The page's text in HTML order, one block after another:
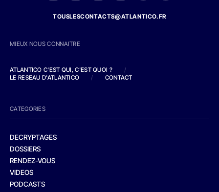
TOUSLESCONTACTS@ATLANTICO.FR
MIEUX NOUS CONNAITRE
ATLANTICO C'EST QUI, C'EST QUOI ?
/
LE RESEAU D'ATLANTICO
/ CONTACT
CATEGORIES
DECRYPTAGES
DOSSIERS
RENDEZ-VOUS
VIDEOS
PODCASTS